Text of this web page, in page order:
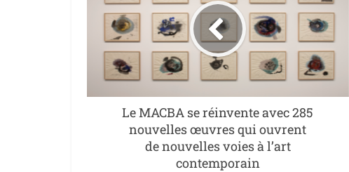
Le MACBA se réinvente avec 285
nouvelles œuvres qui ouvrent
de nouvelles voies à l’art
contemporain